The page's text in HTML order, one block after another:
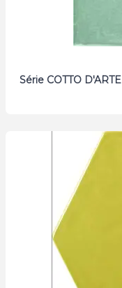
Série COTTO D'ARTE